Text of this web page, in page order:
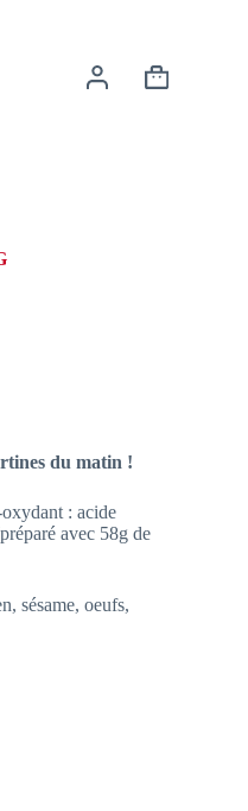
Panier
du matin !
: acide
avec 58g de
sésame, oeufs,